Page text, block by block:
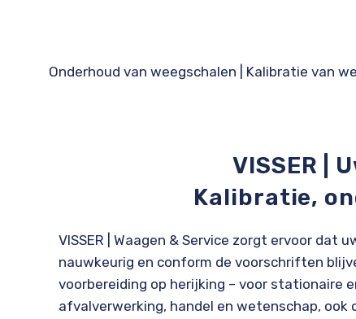
Onderhoud van weegschalen Kalibratie van
VISSER |
Kalibratie,
VISSER | Waagen & Service zorgt ervoor dat
nauwkeurig en conform de voorschriften
voorbereiding op herijking – voor stationaire
afvalverwerking, handel en wetenschap,